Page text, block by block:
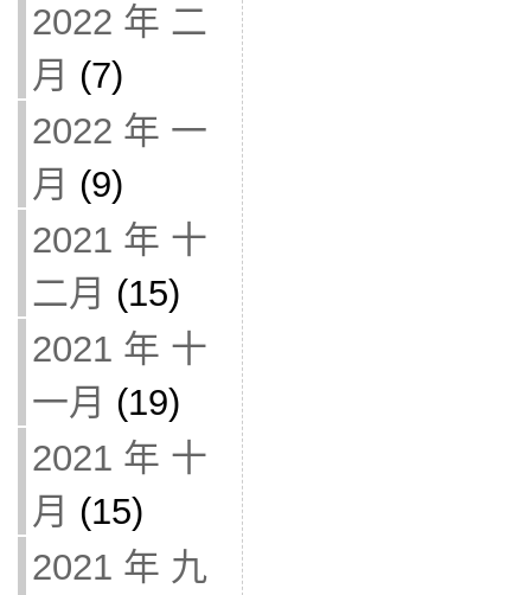
2022 年 二
月 (7)
2022 年 一
月 (9)
2021 年 十
二月 (15)
2021 年 十
一月 (19)
2021 年 十
月 (15)
2021 年 九